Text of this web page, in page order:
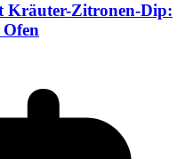
Kräuter-Zitronen-Dip: